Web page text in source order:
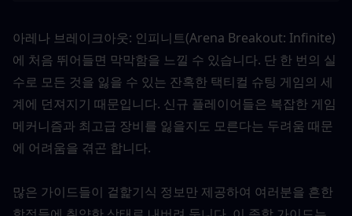
아레나 브레이크아웃: 인피니트(Arena Breakout: Infinite)
에 처음 뛰어들면 막막함을 느낄 수 있습니다. 단 한 번의 실
수로 모든 것을 잃을 수 있는 잔혹한 택티컬 슈팅 게임의 세
계에 던져지기 때문입니다. 신규 플레이어들은 복잡한 게임
메커니즘과 최고급 장비를 잃을지도 모른다는 두려움 때문
에 어려움을 겪곤 합니다.
많은 가이드들이 겉핥기식 정보만 제공하여 여러분을 흔한